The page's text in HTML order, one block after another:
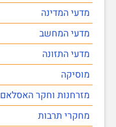
מדעי המדינה
מדעי המחשב
מדעי התזונה
מוסיקה
מזרחנות וחקר האסלאם
מחקרי תרבות